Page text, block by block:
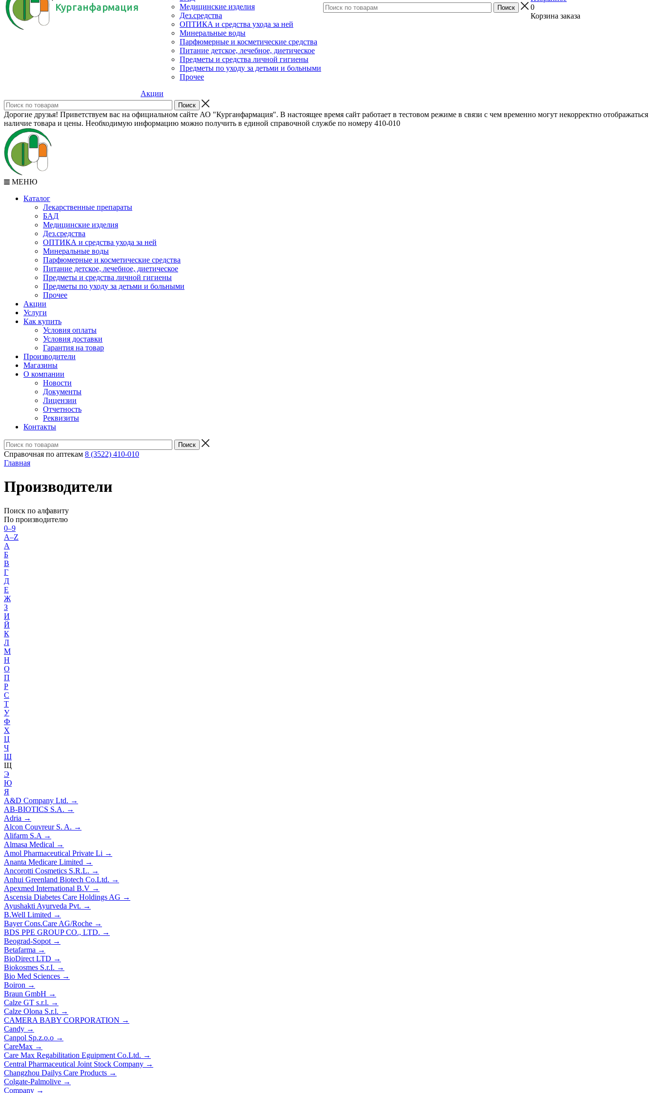
Курганфармация
Медицинские изделия
Дез.средства
ОПТИКА и средства ухода за ней
Минеральные воды
Парфюмерные и косметические средства
Питание детское, лечебное, диетическое
Предметы и средства личной гигиены
Предметы по уходу за детьми и больными
Прочее
Акции
0
Корзина заказа
Дорогие друзья! Приветствуем вас на официальном сайте АО "Курганфармация". В настоящее время сайт работает в тестовом режиме в связи с чем временно могут некорректно отображаться
наличие товара и цены. Необходимую информацию можно получить в единой справочной службе по номеру 410-010
МЕНЮ
Каталог
Лекарственные препараты
БАД
Медицинские изделия
Дез.средства
ОПТИКА и средства ухода за ней
Минеральные воды
Парфюмерные и косметические средства
Питание детское, лечебное, диетическое
Предметы и средства личной гигиены
Предметы по уходу за детьми и больными
Прочее
Акции
Услуги
Как купить
Условия оплаты
Условия доставки
Гарантия на товар
Производители
Магазины
О компании
Новости
Документы
Лицензии
Отчетность
Реквизиты
Контакты
Справочная по аптекам 8 (3522) 410-010
Главная
Производители
Поиск по алфавиту
По производителю
0–9
A–Z
А
Б
В
Г
Д
Е
Ж
З
И
Й
К
Л
М
Н
О
П
Р
С
Т
У
Ф
Х
Ц
Ч
Ш
Щ
Э
Ю
Я
A&D Company Ltd. →
AB-BIOTICS S.A. →
Adria →
Alcon Couvreur S. A. →
Alifarm S.A →
Almasa Medical →
Amol Pharmaceutical Private Li →
Ananta Medicare Limited →
Ancorotti Cosmetics S.R.L. →
Anhui Greenland Biotech Co.Ltd. →
Apexmed International B.V →
Ascensia Diabetes Care Holdings AG →
Ayushakti Ayurveda Pvt. →
B.Well Limited →
Bayer Cons.Care AG/Roche →
BDS РРЕ GROUP CO., LTD. →
Beograd-Sopot →
Betafarma →
BioDirect LTD →
Biokosmes S.r.I. →
Bio Med Sciences →
Boiron →
Braun GmbH →
Calze GT s.r.l. →
Calze Olona S.r.l. →
CAMERA BABY CORPORATION →
Candy →
Canpol Sp.z.o.o →
CareMax →
Care Max Regabilitation Eguipment Co.Ltd. →
Central Pharmaceutical Joint Stock Company →
Changzhou Dailys Care Products →
Colgate-Palmolive →
Company →